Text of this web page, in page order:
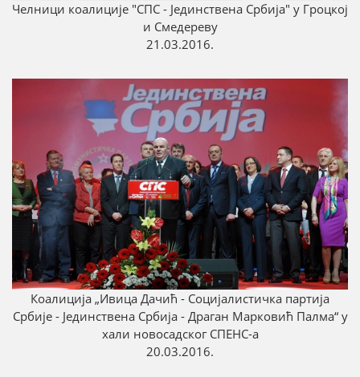
Челници коалиције "СПС - Јединствена Србија" у Гроцкој
и Смедереву
21.03.2016.
Коалиција „Ивица Дачић - Социјалистичка партија
Србије - Јединствена Србија - Драган Марковић Палма“ у
хали новосадског СПЕНС-а
20.03.2016.